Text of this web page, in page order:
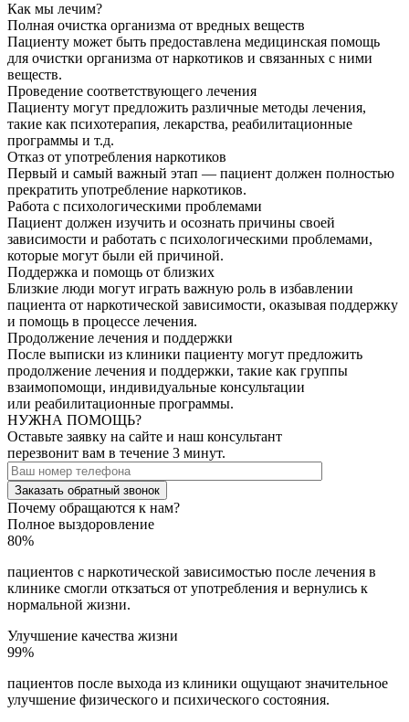
Как мы лечим?
Полная очистка организма от вредных веществ
Пациенту может быть предоставлена медицинская помощь
для очистки организма от наркотиков и связанных с ними
веществ.
Проведение соответствующего лечения
Пациенту могут предложить различные методы лечения,
такие как психотерапия, лекарства, реабилитационные
программы и т.д.
Отказ от употребления наркотиков
Первый и самый важный этап — пациент должен полностью
прекратить употребление наркотиков.
Работа с психологическими проблемами
Пациент должен изучить и осознать причины своей
зависимости и работать с психологическими проблемами,
которые могут были ей причиной.
Поддержка и помощь от близких
Близкие люди могут играть важную роль в избавлении
пациента от наркотической зависимости, оказывая поддержку
и помощь в процессе лечения.
Продолжение лечения и поддержки
После выписки из клиники пациенту могут предложить
продолжение лечения и поддержки, такие как группы
взаимопомощи, индивидуальные консультации
или реабилитационные программы.
НУЖНА ПОМОЩЬ?
Оставьте заявку на сайте и наш консультант
перезвонит вам в течение 3 минут.
Заказать обратный звонок
Почему обращаются к нам?
Полное выздоровление
80%
пациентов с наркотической зависимостью после лечения в
клинике смогли откзаться от употребления и вернулись к
нормальной жизни.
Улучшение качества жизни
99%
пациентов после выхода из клиники ощущают значительное
улучшение физического и психического состояния.